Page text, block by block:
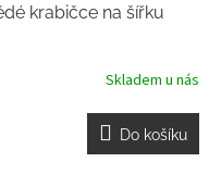
krabičce na šířku
Skladem u nás
Do košíku